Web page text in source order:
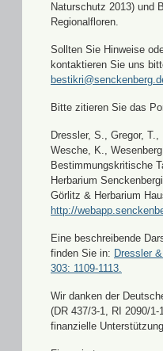
Naturschutz 2013) und
Regionalfloren.
Sollten Sie Hinweise
kontaktieren Sie uns
Bitte zitieren Sie das
Dressler, S., Gregor,
Wesche, K.,
Bestimmungskritische
Herbarium
Görlitz & Herbarium
http://
Eine beschreibende
finden Sie in: Dressler
303: 1109-1113.
Wir danken der
(DR 437/3-1, RI 2090/
finanzielle